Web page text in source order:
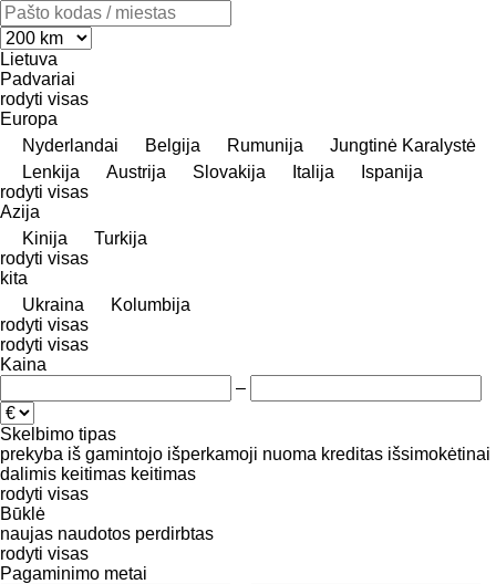
Lietuva
Padvariai
rodyti visas
Europa
Nyderlandai
Belgija Rumunija
Jungtinė Karalystė
Lenkija
Austrija Slovakija Italija
Ispanija
rodyti visas
Azija
Kinija
Turkija
rodyti visas
kita
Ukraina
Kolumbija
rodyti visas
rodyti visas
Kaina
–
Skelbimo tipas
prekyba iš gamintojo išperkamoji nuoma kreditas išsimokėtinai
dalimis keitimas keitimas
rodyti visas
Būklė
naujas naudotos perdirbtas
rodyti visas
Pagaminimo metai